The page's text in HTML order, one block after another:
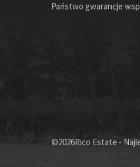
Państwo gwarancje
©2026Rico Estate -